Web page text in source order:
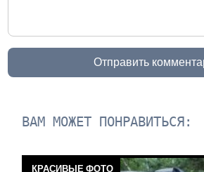
Отправить
ВАМ МОЖЕТ ПОНРАВИТЬСЯ:
КРАСИВЫЕ ФОТО